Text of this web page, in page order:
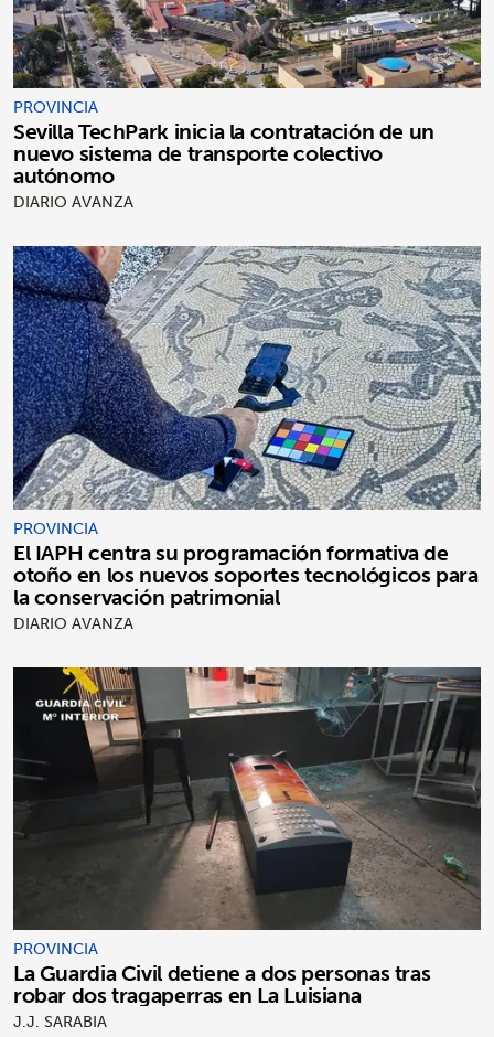
PROVINCIA
Sevilla TechPark inicia la contratación de un
nuevo sistema de transporte colectivo
autónomo
DIARIO AVANZA
PROVINCIA
El IAPH centra su programación formativa de
otoño en los nuevos soportes tecnológicos para
la conservación patrimonial
DIARIO AVANZA
PROVINCIA
La Guardia Civil detiene a dos personas tras
robar dos tragaperras en La Luisiana
J.J. SARABIA